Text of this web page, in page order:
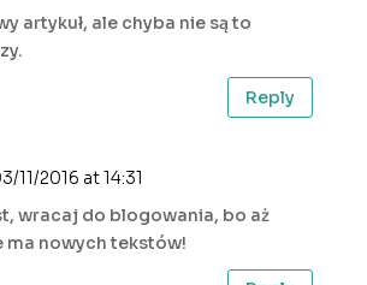
artykuł, ale chyba nie są to
Reply
11/2016 at 14:31
wracaj do blogowania, bo aż
ma nowych tekstów!